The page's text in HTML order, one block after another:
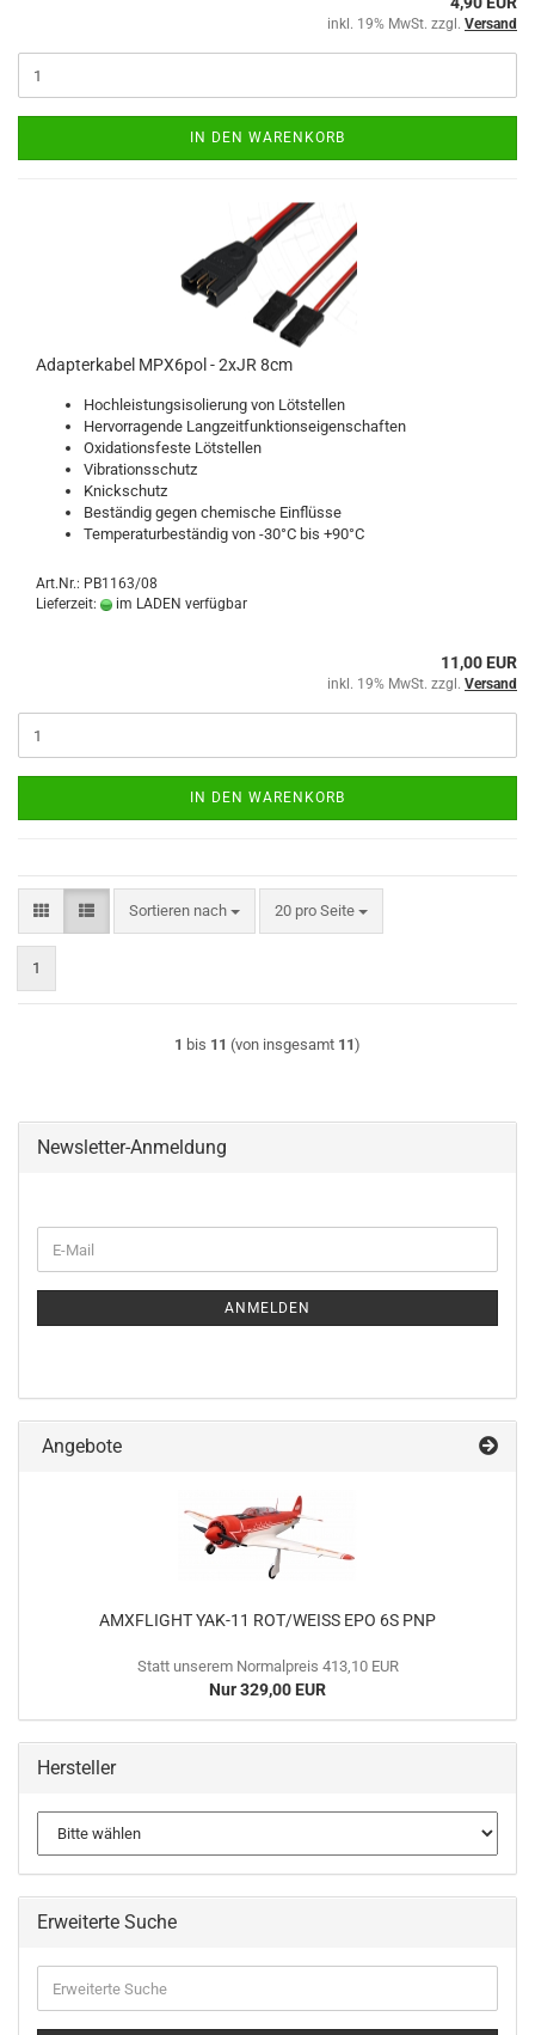
inkl. 19% MwSt. zzgl. Versand
IN DEN WARENKORB
Adapterkabel MPX6pol - 2xJR 8cm
Hochleistungsisolierung von Lötstellen
Hervorragende Langzeitfunktionseigenschaften
Oxidationsfeste Lötstellen
Vibrationsschutz
Knickschutz
Beständig gegen chemische Einflüsse
Temperaturbeständig von -30°C bis +90°C
Art.Nr.: PB1163/08
Lieferzeit:
im LADEN verfügbar
11,00 EUR
inkl. 19% MwSt. zzgl. Versand
IN DEN WARENKORB
Sortieren nach
Sortieren nach 20 pro Seite
pro Seite
1
1 bis 11 (von insgesamt 11)
Newsletter-Anmeldung
ZUR
E-
Mail
ANMELDEN
Angebote
AMXFLIGHT YAK-11 ROT/WEISS EPO 6S PNP
Statt unserem Normalpreis 413,10 EUR
Nur 329,00 EUR
Hersteller
Erweiterte Suche
Suche